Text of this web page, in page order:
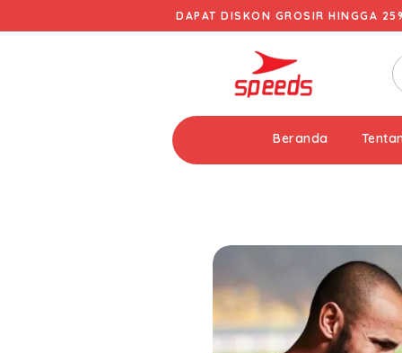
DAPAT DISKON GROSIR HINGGA
Beranda